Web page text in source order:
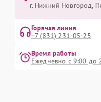
г. Нижний Новгород,
Горячая линия
+7 (831) 231-05-25
Время работы
Ежедневно с 9:00 до